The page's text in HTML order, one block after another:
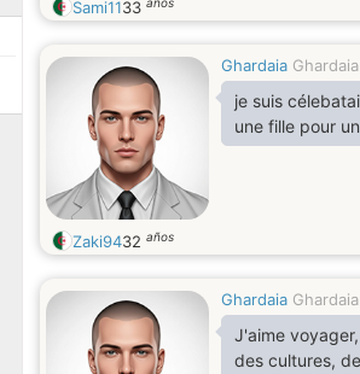
Sami1133
Ghardaia Ghardaia
je suis
une fille pour
Zaki9432 años
Ghardaia Ghardaia
J'aime
des cultures,